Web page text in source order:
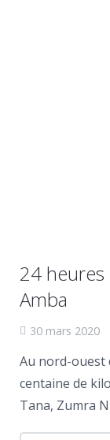
24 heures
Amba
30 mars 2020
Au nord-ouest
centaine de
Tana, Zumra